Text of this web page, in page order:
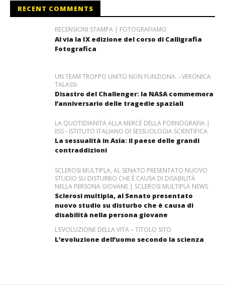
RECENT COMMENTS
RECENSIONI STAMPA | FOTOGRAFIAMO
Al via la IX edizione del corso di Calligrafia
Fotografica
UN TEAM TROPPO UNITO NON FUNZIONA. - VERONICA
TALASSI
Disastro del Challenger: la NASA commemora
l’anniversario delle tragedie spaziali
LA QUOTIDIANITÀ ALLA MERCÉ DELLA PORNOGRAFIA |
IISS - ISTITUTO ITALIANO DI SESSUOLOGIA SCIENTIFICA
La sessualità in Asia: il paese delle grandi
contraddizioni
SCLEROSI MULTIPLA, AL SENATO PRESENTATO NUOVO
STUDIO SU DISTURBO CHE È CAUSA DI DISABILITÀ
NELLA PERSONA GIOVANE | SCLEROSI MULTIPLA NEWS
Sclerosi multipla, al Senato presentato
nuovo studio su disturbo che è causa di
disabilità nella persona giovane
L’EVOLUZIONE DELLA VITA – TITOLO SITO
L’evoluzione dell’uomo secondo la scienza